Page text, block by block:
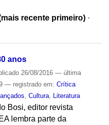
recente primeiro) ·
anos
26/08/2016 — última
— registrado em: Crítica
Cultura, Literatura
Bosi, editor revista
lembra parte da